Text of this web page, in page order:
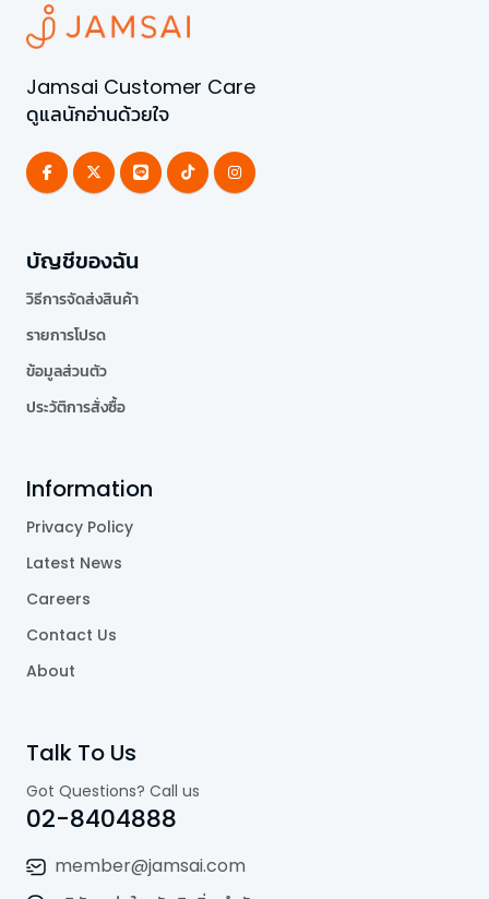
Jamsai Customer Care
ดูแลนักอ่านด้วยใจ
บัญชีของฉัน
วิธีการจัดส่งสินค้า
รายการโปรด
ข้อมูลส่วนตัว
ประวัติการสั่งซื้อ
Information
Privacy Policy
Latest News
Careers
Contact Us
About
Talk To Us
Got Questions? Call us
02-8404888
member@jamsai.com